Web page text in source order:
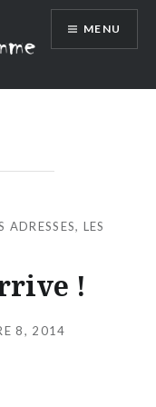
MENU
ADRESSES, LES
!
8, 2014